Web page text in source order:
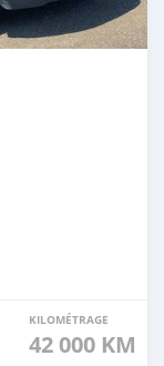
KILOMÉTRAGE
42 000 KM